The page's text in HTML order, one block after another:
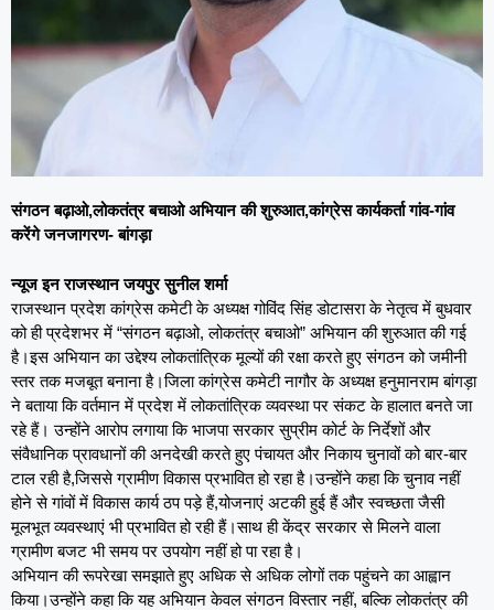
संगठन बढ़ाओ,लोकतंत्र बचाओ अभियान की शुरुआत,कांग्रेस कार्यकर्ता गांव-गांव
करेंगे जनजागरण- बांगड़ा
न्यूज इन राजस्थान जयपुर सुनील शर्मा
राजस्थान प्रदेश कांग्रेस कमेटी के अध्यक्ष गोविंद सिंह डोटासरा के नेतृत्व में बुधवार
को ही प्रदेशभर में “संगठन बढ़ाओ, लोकतंत्र बचाओ” अभियान की शुरुआत की गई
है।इस अभियान का उद्देश्य लोकतांत्रिक मूल्यों की रक्षा करते हुए संगठन को जमीनी
स्तर तक मजबूत बनाना है।जिला कांग्रेस कमेटी नागौर के अध्यक्ष हनुमानराम बांगड़ा
ने बताया कि वर्तमान में प्रदेश में लोकतांत्रिक व्यवस्था पर संकट के हालात बनते जा
रहे हैं। उन्होंने आरोप लगाया कि भाजपा सरकार सुप्रीम कोर्ट के निर्देशों और
संवैधानिक प्रावधानों की अनदेखी करते हुए पंचायत और निकाय चुनावों को बार-बार
टाल रही है,जिससे ग्रामीण विकास प्रभावित हो रहा है।उन्होंने कहा कि चुनाव नहीं
होने से गांवों में विकास कार्य ठप पड़े हैं,योजनाएं अटकी हुई हैं और स्वच्छता जैसी
मूलभूत व्यवस्थाएं भी प्रभावित हो रही हैं।साथ ही केंद्र सरकार से मिलने वाला
ग्रामीण बजट भी समय पर उपयोग नहीं हो पा रहा है।
अभियान की रूपरेखा समझाते हुए अधिक से अधिक लोगों तक पहुंचने का आह्वान
किया।उन्होंने कहा कि यह अभियान केवल संगठन विस्तार नहीं, बल्कि लोकतंत्र की